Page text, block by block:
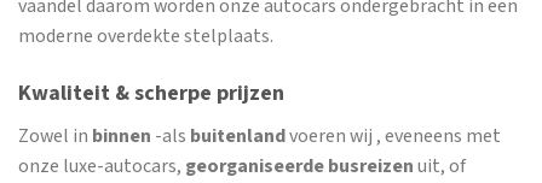
vaandel daarom worden onze autocars ondergebracht in een
moderne overdekte stelplaats.
Kwaliteit & scherpe prijzen
Zowel in binnen -als buitenlandvoeren wij , eveneens met
onze luxe-autocars, georganiseerde busreizenuit, of